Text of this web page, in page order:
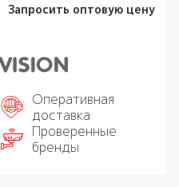
Запросить оптовую цену
Оперативная
доставка
Проверенные
бренды